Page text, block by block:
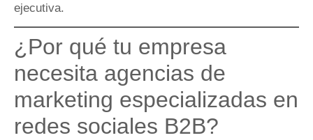
ejecutiva.
¿Por qué tu empresa
necesita agencias de
marketing especializadas en
redes sociales B2B?